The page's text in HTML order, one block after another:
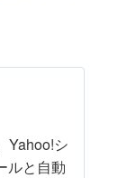
Yahoo!シ
ルと自動